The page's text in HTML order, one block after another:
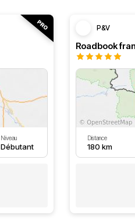
Niveau
Débutant
P&V
Distance
180 km